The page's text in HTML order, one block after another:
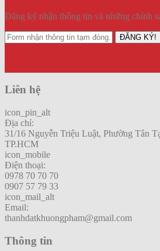
Đăng ký nhận thông tin và những chính
ĐĂNG KÝ!
Liên hệ
icon_pin_alt
Địa chỉ:
31/16 Nguyễn Triệu Luật, Phường Tân
TP.HCM
icon_mobile
Điện thoại:
0978 70 70 70
0907 57 79 33
icon_mail_alt
Email:
thanhdatkhuongpham@gmail.com
Thông tin